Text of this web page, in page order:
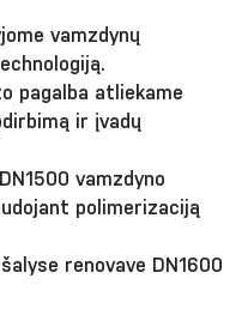
vamzdynų
pagalba atliekame
ir įvadų
vamzdyno
polimerizaciją
renovave DN1600